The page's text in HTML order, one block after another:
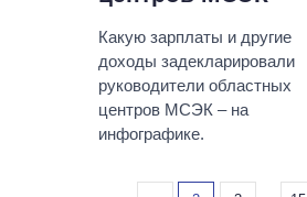
Какую зарплаты и другие
доходы задекларировали
руководители областных
центров МСЭК – на
инфографике.